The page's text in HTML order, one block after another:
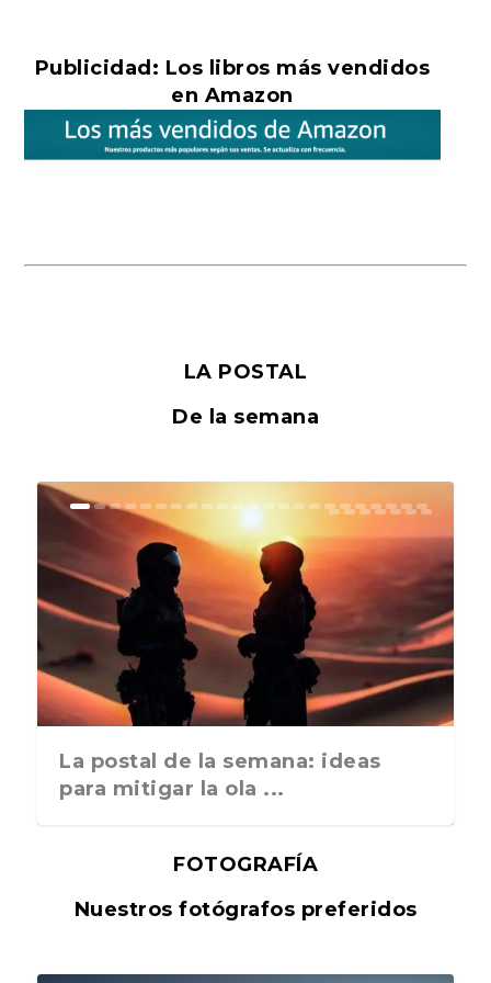
Publicidad: Los libros más vendidos
en Amazon
LA POSTAL
De la semana
La postal de la semana: ideas
para mitigar la ola ...
FOTOGRAFÍA
Nuestros fotógrafos preferidos